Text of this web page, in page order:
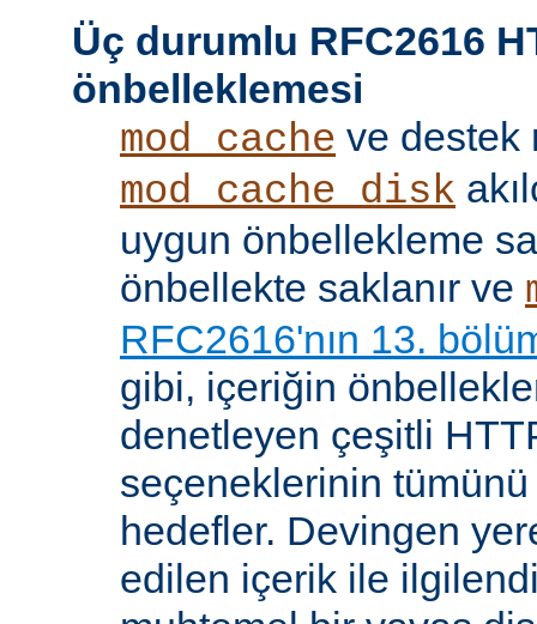
Üç durumlu RFC2616
önbelleklemesi
mod_cache ve destek
mod_cache_disk
uygun önbellekleme
önbellekte saklanır ve
RFC2616'nın 13.
gibi, içeriğin
denetleyen çeşitli
seçeneklerinin tümünü
hedefler. Devingen
edilen içerik ile